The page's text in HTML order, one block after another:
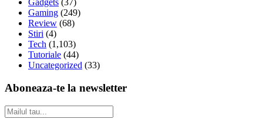
Gadgets (37)
Gaming (249)
Review (68)
Stiri (4)
Tech (1,103)
Tutoriale (44)
Uncategorized (33)
Aboneaza-te la newsletter